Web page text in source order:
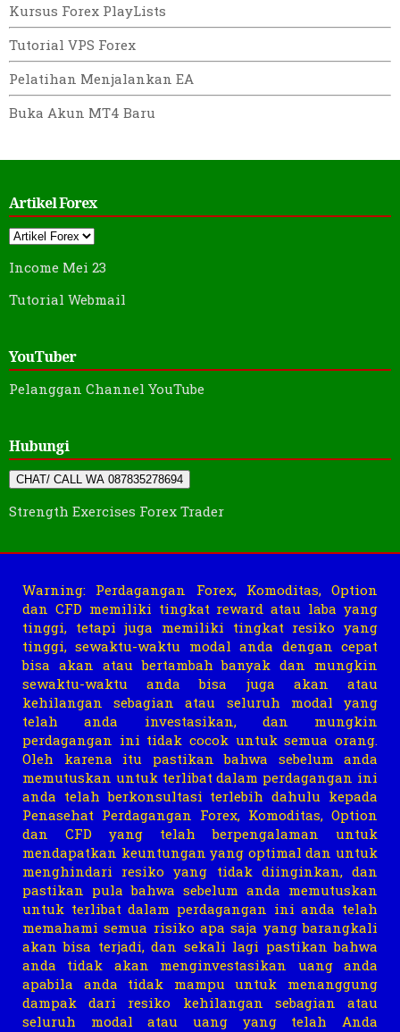
Kursus Forex PlayLists
Tutorial VPS Forex
Pelatihan Menjalankan EA
Buka Akun MT4 Baru
Artikel Forex
Income Mei 23
Tutorial Webmail
YouTuber
Pelanggan Channel YouTube
Hubungi
CHAT/ CALL WA 087835278694
Strength Exercises Forex Trader
Warning: Perdagangan Forex, Komoditas, Option
dan CFD memiliki tingkat reward atau laba yang
tinggi, tetapi juga memiliki tingkat resiko yang
tinggi, sewaktu-waktu modal anda dengan cepat
bisa akan atau bertambah banyak dan mungkin
sewaktu-waktu anda bisa juga akan atau
kehilangan sebagian atau seluruh modal yang
telah anda investasikan, dan mungkin
perdagangan ini tidak cocok untuk semua orang.
Oleh karena itu pastikan bahwa sebelum anda
memutuskan untuk terlibat dalam perdagangan ini
anda telah berkonsultasi terlebih dahulu kepada
Penasehat Perdagangan Forex, Komoditas, Option
dan CFD yang telah berpengalaman untuk
mendapatkan keuntungan yang optimal dan untuk
menghindari resiko yang tidak diinginkan, dan
pastikan pula bahwa sebelum anda memutuskan
untuk terlibat dalam perdagangan ini anda telah
memahami semua risiko apa saja yang barangkali
akan bisa terjadi, dan sekali lagi pastikan bahwa
anda tidak akan menginvestasikan uang anda
apabila anda tidak mampu untuk menanggung
dampak dari resiko kehilangan sebagian atau
seluruh modal atau uang yang telah Anda